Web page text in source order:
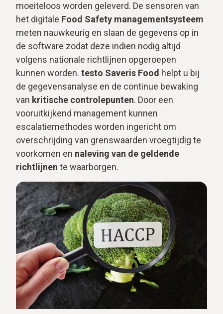
moeiteloos worden geleverd. De sensoren van
het digitale Food Safety managementsysteem
meten nauwkeurig en slaan de gegevens op in
de software zodat deze indien nodig altijd
volgens nationale richtlijnen opgeroepen
kunnen worden. testo Saveris Food helpt u bij
de gegevensanalyse en de continue bewaking
van kritische controlepunten. Door een
vooruitkijkend management kunnen
escalatiemethodes worden ingericht om
overschrijding van grenswaarden vroegtijdig te
voorkomen en naleving van de geldende
richtlijnen te waarborgen.